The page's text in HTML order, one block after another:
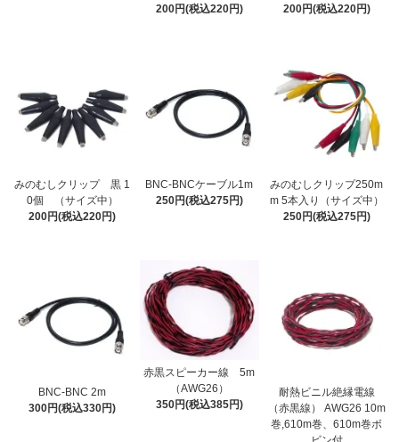
200円(税込220円)
200円(税込220円)
みのむしクリップ 黒 1
0個 （サイズ中）
200円(税込220円)
BNC-BNCケーブル1m
250円(税込275円)
みのむしクリップ250m
m 5本入り（サイズ中）
250円(税込275円)
BNC-BNC 2m
300円(税込330円)
赤黒スピーカー線 5m
（AWG26）
350円(税込385円)
耐熱ビニル絶縁電線
（赤黒線） AWG26 10m
巻,610m巻、610m巻ボ